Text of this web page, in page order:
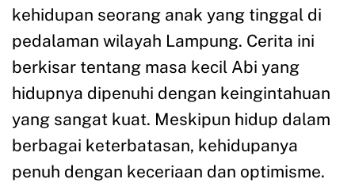
kehidupan seorang anak yang tinggal di
pedalaman wilayah Lampung. Cerita ini
berkisar tentang masa kecil Abi yang
hidupnya dipenuhi dengan keingintahuan
yang sangat kuat. Meskipun hidup dalam
berbagai keterbatasan, kehidupanya
penuh dengan keceriaan dan optimisme.